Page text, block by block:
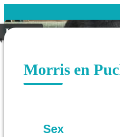
Koppel
Morris en
Sex